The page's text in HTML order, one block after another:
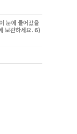
눈에 들어갔을
보관하세요. 6)